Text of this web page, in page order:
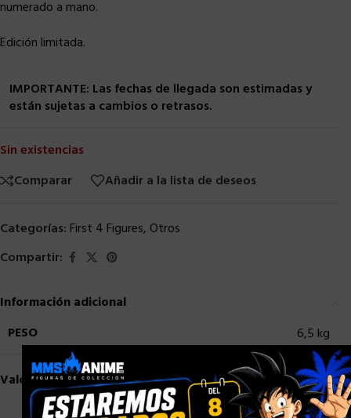
numerado a mano.
Edición limitada.
IMPORTANTE: Las fechas de llegada son estimadas y
están sujetas a cambios o retrasos.
Sin existencias
Comparar
Añadir a la lista de deseos
Categorías: First 4 Figures, Otros
Compartir:
Información adicional
PESO
6,5 kg
Valoraciones (0)
×